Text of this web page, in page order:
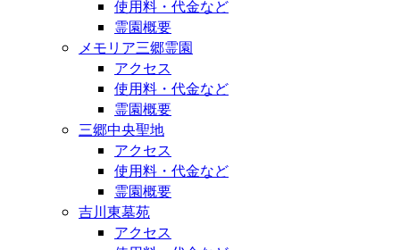
使用料・代金など
霊園概要
メモリア三郷霊園
アクセス
使用料・代金など
霊園概要
三郷中央聖地
アクセス
使用料・代金など
霊園概要
吉川東墓苑
アクセス